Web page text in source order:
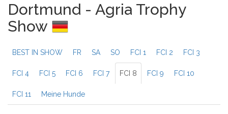
Dortmund - Agria Trophy
Show
BEST IN SHOW FR SA SO FCI 1 FCI 2 FCI 3
FCI 4 FCI 5 FCI 6 FCI 7 FCI 8 FCI 9 FCI 10
FCI 11 Meine Hunde